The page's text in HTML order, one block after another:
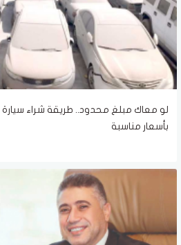
لو معاك مبلغ محدود.. طريقة شراء
بأسعار مناسبة